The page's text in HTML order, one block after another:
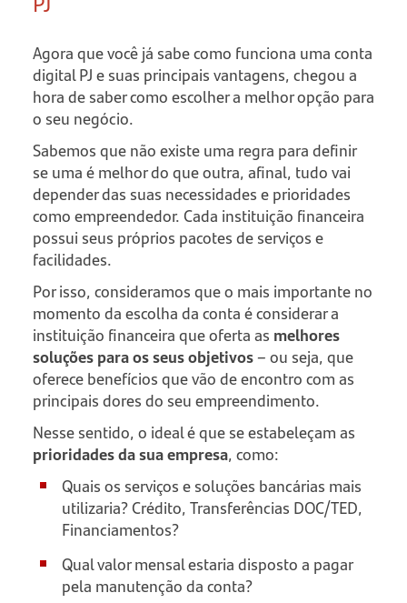
Agora que você já sabe como funciona uma conta
digital PJ e suas principais vantagens, chegou a
hora de saber como escolher a melhor opção para
o seu negócio.
Sabemos que não existe uma regra para definir
se uma é melhor do que outra, afinal, tudo vai
depender das suas necessidades e prioridades
como empreendedor. Cada instituição financeira
possui seus próprios pacotes de serviços e
facilidades.
Por isso, consideramos que o mais importante no
momento da escolha da conta é considerar a
instituição financeira que oferta as melhores
soluções para os seus objetivos– ou seja, que
oferece benefícios que vão de encontro com as
principais dores do seu empreendimento.
Nesse sentido, o ideal é que se estabeleçam as
prioridades da sua empresa, como:
Quais os serviços e soluções bancárias mais
utilizaria? Crédito, Transferências DOC/TED,
Financiamentos?
Qual valor mensal estaria disposto a pagar
pela manutenção da conta?